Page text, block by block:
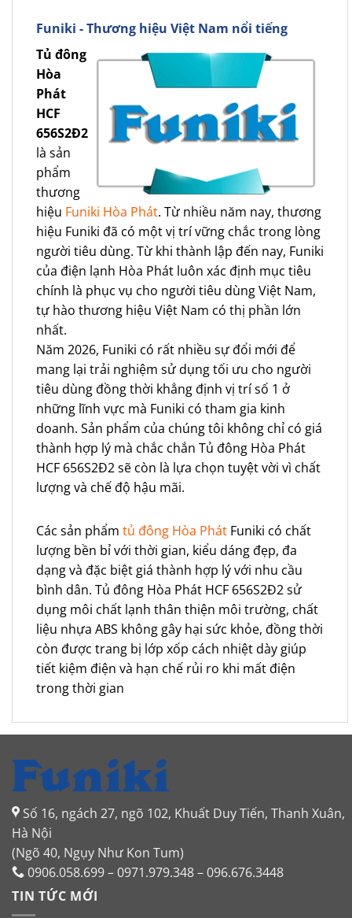
Funiki - Thương hiệu Việt Nam nổi tiếng
Tủ đông
Hòa
Phát
HCF
656S2Đ2
là sản
phẩm
thương
hiệu Funiki Hòa Phát. Từ nhiều năm nay, thương
hiệu Funiki đã có một vị trí vững chắc trong lòng
người tiêu dùng. Từ khi thành lập đến nay, Funiki
của điện lạnh Hòa Phát luôn xác định mục tiêu
chính là phục vụ cho người tiêu dùng Việt Nam,
tự hào thương hiệu Việt Nam có thị phần lớn
nhất.
Năm 2026, Funiki có rất nhiều sự đổi mới để
mang lại trải nghiệm sử dụng tối ưu cho người
tiêu dùng đồng thời khẳng định vị trí số 1 ở
những lĩnh vực mà Funiki có tham gia kinh
doanh. Sản phẩm của chúng tôi không chỉ có giá
thành hợp lý mà chắc chắn Tủ đông Hòa Phát
HCF 656S2Đ2 sẽ còn là lựa chọn tuyệt vời vì chất
lượng và chế độ hậu mãi.
Các sản phẩm tủ đông Hòa Phát Funiki có chất
lượng bền bỉ với thời gian, kiểu dáng đẹp, đa
dạng và đặc biệt giá thành hợp lý với nhu cầu
bình dân. Tủ đông Hòa Phát HCF 656S2Đ2 sử
dụng môi chất lạnh thân thiện môi trường, chất
liệu nhựa ABS không gây hại sức khỏe, đồng thời
còn được trang bị lớp xốp cách nhiệt dày giúp
tiết kiệm điện và hạn chế rủi ro khi mất điện
trong thời gian
Số 16, ngách 27, ngõ 102, Khuất Duy Tiến, Thanh Xuân,
Hà Nội
(Ngõ 40, Ngụy Như Kon Tum)
0906.058.699 – 0971.979.348 – 096.676.3448
TIN TỨC MỚI